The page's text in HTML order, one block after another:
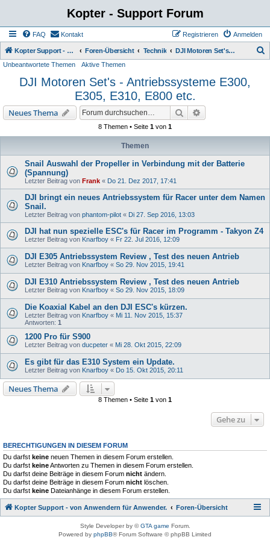
Kopter - Support Forum
FAQ Kontakt Anmelden
Registrieren
Kopter Support - von Anwendern für Anwender. Foren-Übersicht Technik DJI Motoren Set's - Antriebssysteme E300, E305, E310, E800 etc.
Unbeantwortete Themen Aktive Themen
DJI Motoren Set's - Antriebssysteme E300,
E305, E310, E800 etc.
Neues Thema Suche
8 Themen • Seite 1 von 1
Themen
Snail Auswahl der Propeller in Verbindung mit der Batterie
(Spannung)
Letzter Beitrag von Frank « Do 21. Dez 2017, 17:41
DJI bringt ein neues Antriebssystem für Racer unter dem Namen
Snail.
Letzter Beitrag von phantom-pilot « Di 27. Sep 2016, 13:03
DJI hat nun spezielle ESC's für Racer im Programm - Takyon Z4
Letzter Beitrag von Knarfboy « Fr 22. Jul 2016, 12:09
DJI E305 Antriebssystem Review , Test des neuen Antrieb
Letzter Beitrag von Knarfboy « So 29. Nov 2015, 19:41
DJI E310 Antriebssystem Review , Test des neuen Antrieb
Letzter Beitrag von Knarfboy « So 29. Nov 2015, 18:09
Die Koaxial Kabel an den DJI ESC's kürzen.
Letzter Beitrag von Knarfboy « Mi 11. Nov 2015, 15:37
Antworten: 1
1200 Pro für S900
Letzter Beitrag von ducpeter « Mi 28. Okt 2015, 22:09
Es gibt für das E310 System ein Update.
Letzter Beitrag von Knarfboy « Do 15. Okt 2015, 20:11
Neues Thema
8 Themen • Seite 1 von 1
Gehe zu
BERECHTIGUNGEN IN DIESEM FORUM
Du darfst keine neuen Themen in diesem Forum erstellen.
Du darfst keineAntworten zu Themen in diesem Forum erstellen.
Du darfst deine Beiträge in diesem Forum nicht ändern.
Du darfst deine Beiträge in diesem Forum nicht löschen.
Du darfst keine Dateianhänge in diesem Forum erstellen.
Kopter Support - von Anwendern für Anwender. Foren-Übersicht
Style Developer by ©GTA game Forum.
Powered by phpBB® Forum Software © phpBB Limited